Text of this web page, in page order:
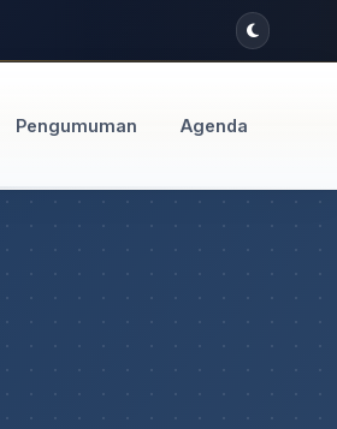
Pengumuman Agenda